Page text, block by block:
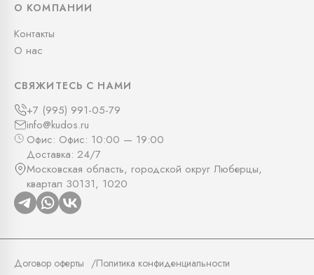
О КОМПАНИИ
Контакты
О нас
СВЯЖИТЕСЬ С НАМИ
+7 (995) 991-05-79
info@kudos.ru
Офис: Офис: 10:00 — 19:00
Доставка: 24/7
Московская область, городской округ Люберцы,
квартал 30131, 1020
Договор оферты Политика конфиденциальности